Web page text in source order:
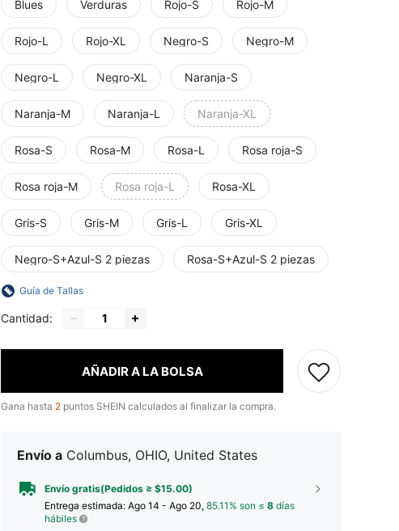
Blues Verduras Rojo-S Rojo-M
Rojo-L Rojo-XL Negro-S Negro-M
Negro-L Negro-XL Naranja-S
Naranja-M Naranja-L Naranja-XL
Rosa-S Rosa-M Rosa-L Rosa roja-S
Rosa roja-M Rosa roja-L Rosa-XL
Gris-S Gris-M Gris-L Gris-XL
Negro-S+Azul-S 2 piezas Rosa-S+Azul-S 2 piezas
Guía de Tallas
Cantidad:
AÑADIR A LA BOLSA
Gana hasta 2 puntos SHEIN calculados al finalizar la compra.
Envío a Columbus, OHIO, United States
Envío gratis(Pedidos ≥ $15.00)
Entrega estimada: Ago 14 - Ago 20, 85.11% son ≤ 8 días
hábiles